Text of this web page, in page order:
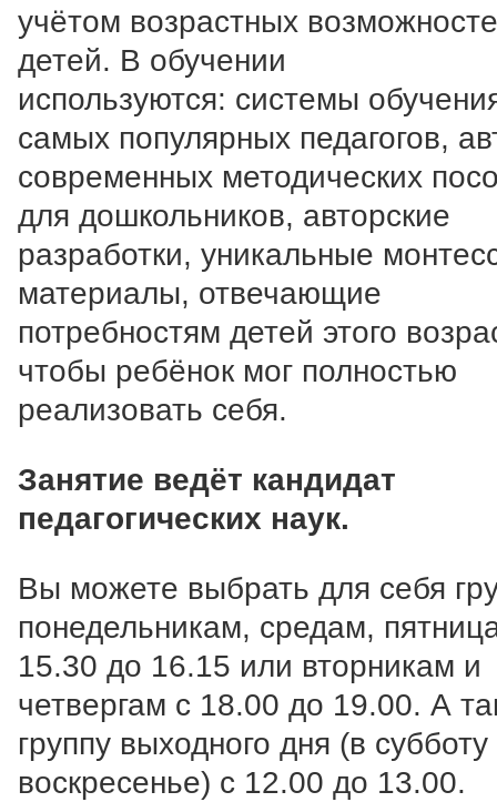
учётом возрастных
детей. В обучении
используются: системы
самых популярных педагогов,
современных методических
для дошкольников, авторские
разработки, уникальные
материалы, отвечающие
потребностям детей этого
чтобы ребёнок мог полностью
реализовать себя.
Занятие ведёт кандидат
педагогических наук.
Вы можете выбрать для себя
понедельникам, средам,
15.30 до 16.15 или вторникам и
четвергам с 18.00 до 19.00. А
группу выходного дня (в субботу
воскресенье) с 12.00 до 13.00.